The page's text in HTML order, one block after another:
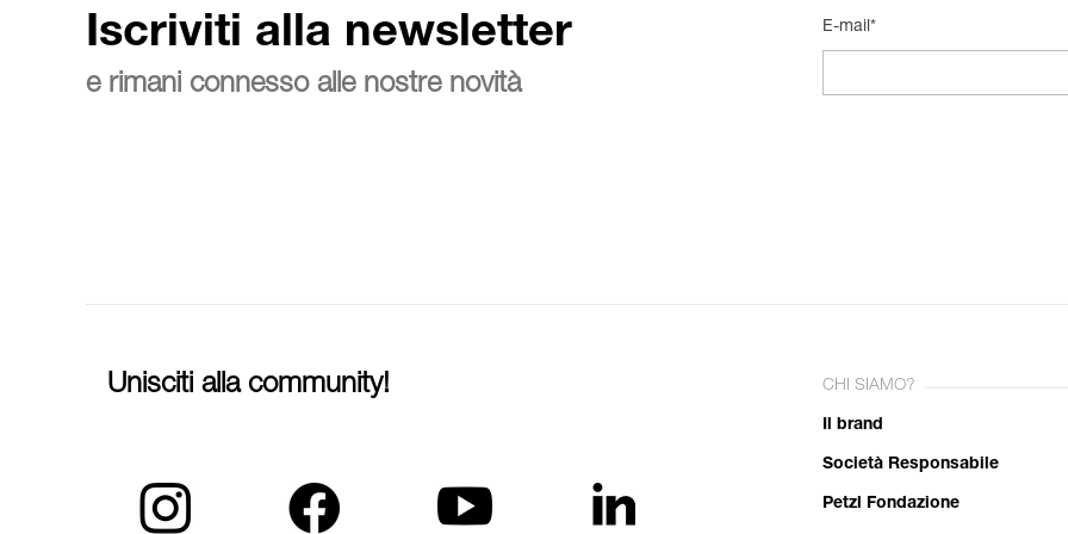
Iscriviti alla newsletter
e rimani connesso alle nostre novità
E-mail*
Unisciti alla community! CHI SIAMO?
Il brand
Società Responsabile
Petzl Fondazione